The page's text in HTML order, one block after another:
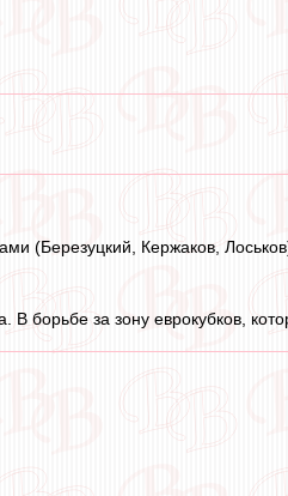
(Березуцкий, Кержаков,
борьбе за зону еврокубков,